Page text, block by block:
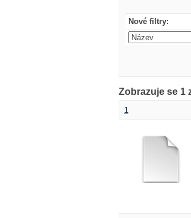
Nové filtry:
Zobrazuje se 1
1